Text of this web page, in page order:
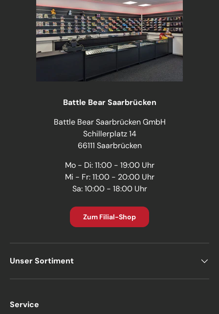
Battle Bear Saarbrücken
Battle Bear Saarbrücken GmbH
Schillerplatz 14
66111 Saarbrücken
Mo - Di: 11:00 - 19:00 Uhr
Mi - Fr: 11:00 - 20:00 Uhr
Sa: 10:00 - 18:00 Uhr
Zum Filial-Shop
Unser Sortiment
Service